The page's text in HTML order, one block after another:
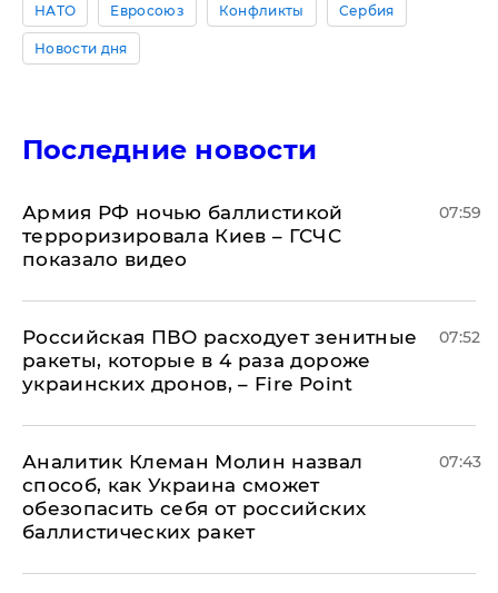
НАТО Евросоюз Конфликты Сербия
Новости дня
Последние новости
Армия РФ ночью баллистикой
терроризировала Киев – ГСЧС
показало видео
07:59
Российская ПВО расходует зенитные
ракеты, которые в 4 раза дороже
украинских дронов, – Fire Point
07:52
Аналитик Клеман Молин назвал
способ, как Украина сможет
обезопасить себя от российских
баллистических ракет
07:43